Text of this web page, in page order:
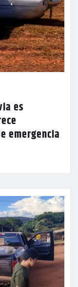
es
emergencia